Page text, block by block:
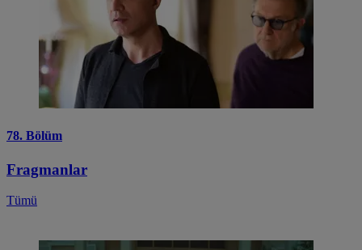
78. Bölüm
Fragmanlar
Tümü